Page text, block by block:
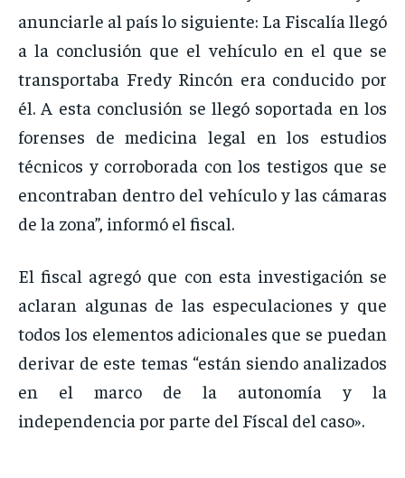
anunciarle al país lo siguiente: La Fiscalía llegó
a la conclusión que el vehículo en el que se
transportaba Fredy Rincón era conducido por
él. A esta conclusión se llegó soportada en los
forenses de medicina legal en los estudios
técnicos y corroborada con los testigos que se
encontraban dentro del vehículo y las cámaras
de la zona”, informó el fiscal.
El fiscal agregó que con esta investigación se
aclaran algunas de las especulaciones y que
todos los elementos adicionales que se puedan
derivar de este temas “están siendo analizados
en el marco de la autonomía y la
independencia por parte del Físcal del caso».